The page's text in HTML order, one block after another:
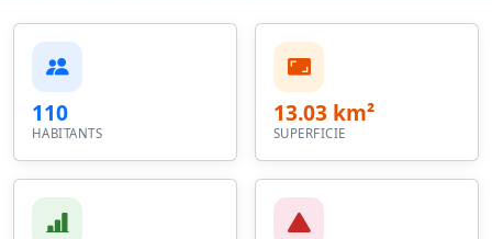
110
HABITANTS
13.03 km²
SUPERFICIE